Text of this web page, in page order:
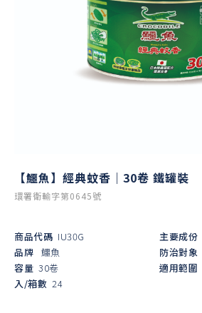
【鱷魚】經典蚊香｜30卷 鐵罐裝
環署衛輸字第0645號
商品代碼 IU30G
品牌 鱷魚
容量 30卷
入/箱數 24
主要成份
防治對象
適用範圍